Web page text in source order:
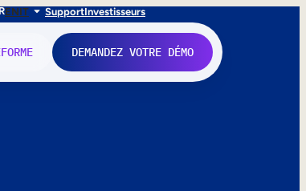
ENIT SupportInvestisseurs
DEMANDEZ VOTRE DÉMO